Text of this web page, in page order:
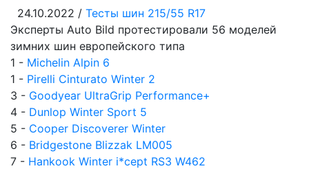
24.10.2022 / Тесты шин 215/55 R17
Эксперты Auto Bild протестировали 56 моделей
зимних шин европейского типа
1 - Michelin Alpin 6
1 - Pirelli Cinturato Winter 2
3 - Goodyear UltraGrip Performance+
4 - Dunlop Winter Sport 5
5 - Cooper Discoverer Winter
6 - Bridgestone Blizzak LM005
7 - Hankook Winter i*cept RS3 W462